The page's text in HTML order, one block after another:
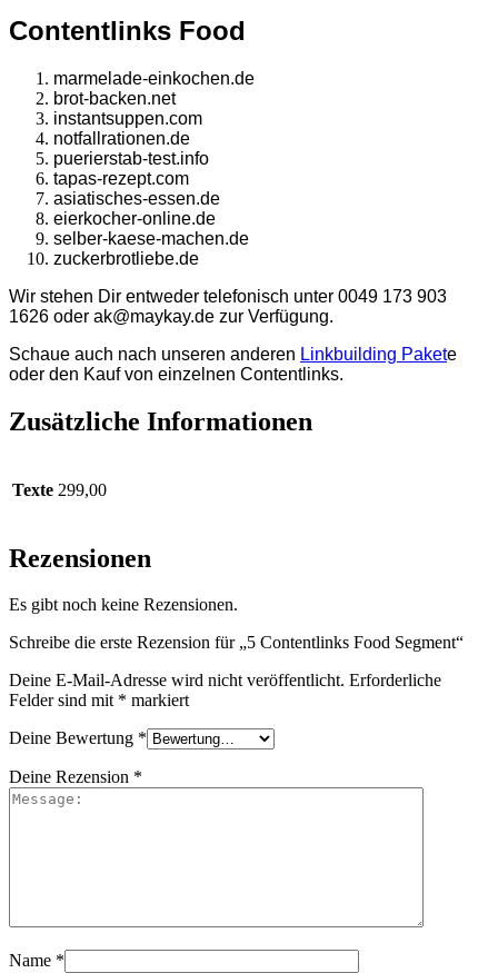
Contentlinks Food
marmelade-einkochen.de
brot-backen.net
instantsuppen.com
notfallrationen.de
puerierstab-test.info
tapas-rezept.com
asiatisches-essen.de
eierkocher-online.de
selber-kaese-machen.de
zuckerbrotliebe.de
Wir stehen Dir entweder telefonisch unter 0049 173 903
1626 oder ak@maykay.de zur Verfügung.
Schaue auch nach unseren anderen Linkbuilding Pakete
oder den Kauf von einzelnen Contentlinks.
Zusätzliche Informationen
Texte 299,00
Rezensionen
Es gibt noch keine Rezensionen.
Schreibe die erste Rezension für „5 Contentlinks Food Segment“
Deine E-Mail-Adresse wird nicht veröffentlicht. Erforderliche
Felder sind mit * markiert
Deine Bewertung *
Deine Rezension *
Name *